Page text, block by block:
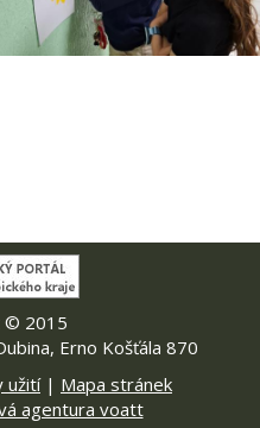
© 2015
Erno Košťála 870
užití| Mapa stránek
agentura voatt